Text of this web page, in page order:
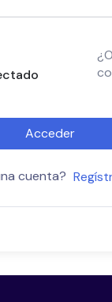
Acceder
cuenta?